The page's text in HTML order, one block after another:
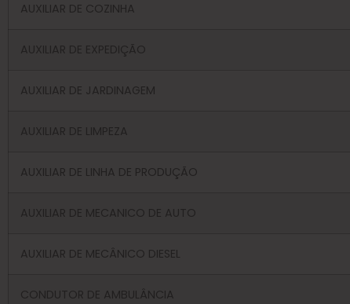
AUXILIAR DE COZINHA
AUXILIAR DE EXPEDIÇÃO
AUXILIAR DE JARDINAGEM
AUXILIAR DE LIMPEZA
AUXILIAR DE LINHA DE PRODUÇÃO
AUXILIAR DE MECANICO DE AUTO
AUXILIAR DE MECÂNICO DIESEL
CONDUTOR DE AMBULÂNCIA